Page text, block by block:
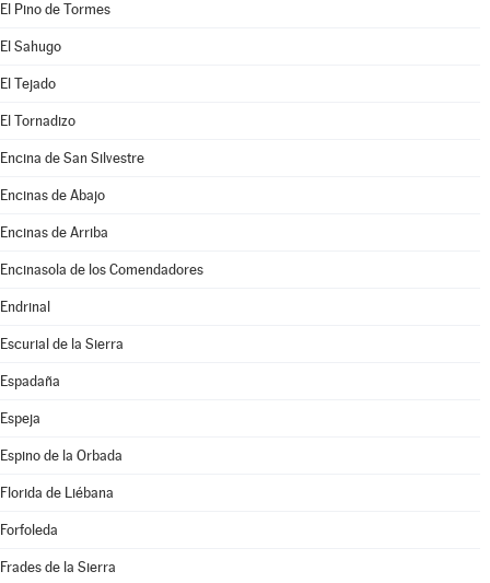
El Pino de Tormes
El Sahugo
El Tejado
El Tornadizo
Encina de San Silvestre
Encinas de Abajo
Encinas de Arriba
Encinasola de los Comendadores
Endrinal
Escurial de la Sierra
Espadaña
Espeja
Espino de la Orbada
Florida de Liébana
Forfoleda
Frades de la Sierra